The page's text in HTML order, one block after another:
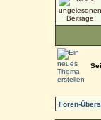
Foren-